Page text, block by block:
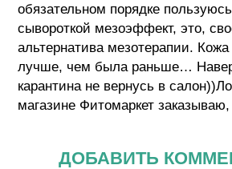
обязательном порядке
сывороткой мезоэффект, это,
альтернатива мезотерапии.
лучше, чем была раньше…
карантина не вернусь в
магазине Фитомаркет
ДОБАВИТЬ